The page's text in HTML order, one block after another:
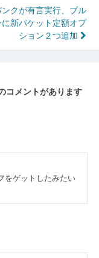
ンクが有言実行、ブル
新パケット定額オプ
ション２つ追加
コメントがあります
をゲットしたみたい